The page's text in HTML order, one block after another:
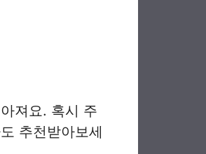
져요. 혹시 주
추천받아보세